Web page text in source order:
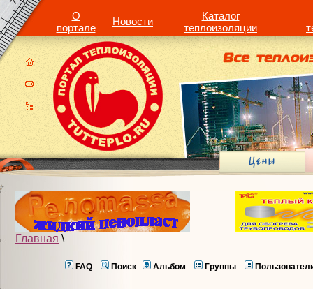
О
портале
Новости
Каталог
теплоизоляции
Главная \
FAQ Поиск Альбом Группы